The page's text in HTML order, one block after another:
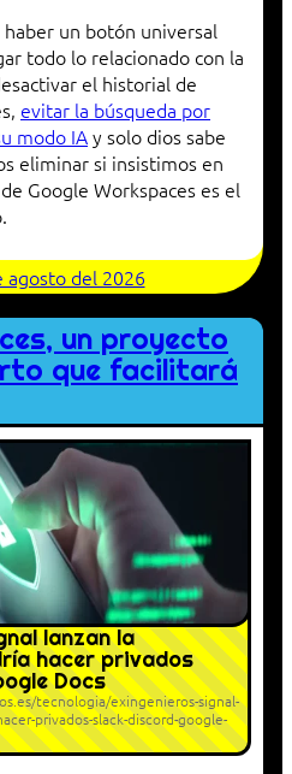
un botón universal
todo lo relacionado con la
el historial de
evitar la búsqueda por
modo IAy solo dios sabe
eliminar si insistimos en
Google Workspaces es el
agosto del 2026
un proyecto
que facilitará
lanzan la
hacer privados
Docs
tecnologia/exingenieros-signal-
privados-slack-discord-google-